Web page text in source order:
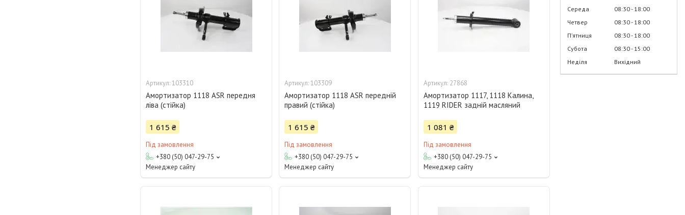
103310
Амортизатор 1118 ASR передня
ліва (стійка)
1 615 ₴
Під замовлення
+380 (50) 047-29-75
Менеджер сайту
103309
Амортизатор 1118 ASR передній
правий (стійка)
1 615 ₴
Під замовлення
+380 (50) 047-29-75
Менеджер сайту
27868
Амортизатор 1117, 1118 Калина,
1119 RIDER задній масляний
1 081 ₴
Під замовлення
+380 (50) 047-29-75
Менеджер сайту
Середа
08:30 18:00
Четвер
08:30 18:00
Пʼятниця
08:30 18:00
Субота
08:30 15:00
Неділя
Вихідний